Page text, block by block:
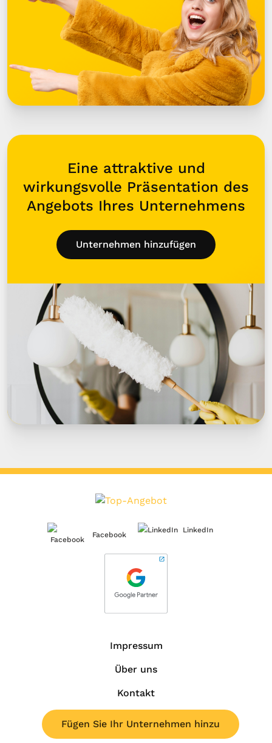
Eine attraktive und
wirkungsvolle Präsentation des
Angebots Ihres Unternehmens
Unternehmen hinzufügen
Facebook
LinkedIn
Impressum
Über uns
Kontakt
Fügen Sie Ihr Unternehmen hinzu